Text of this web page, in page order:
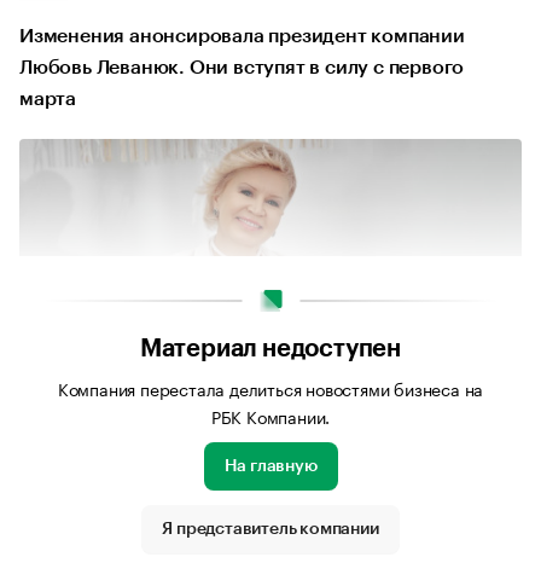
Изменения анонсировала президент компании
Любовь Леванюк. Они вступят в силу с первого
марта
Материал недоступен
Компания перестала делиться новостями бизнеса на
РБК Компании.
На главную
Я представитель компании